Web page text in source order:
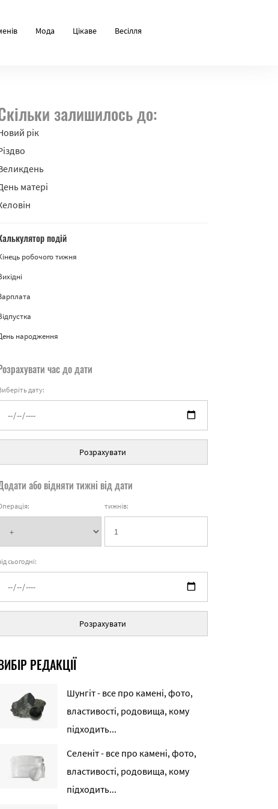
Мода Цікаве Весілля
залишилось до:
рік
матері
подій
робочого тижня
народження
час до дати
дату:
Розрахувати
або відняти тижні від дати
тижнів:
сьогодні:
Розрахувати
РЕДАКЦІЇ
Шунгіт - все про камені, фото,
властивості, родовища, кому
підходить...
Селеніт - все про камені, фото,
властивості, родовища, кому
підходить...